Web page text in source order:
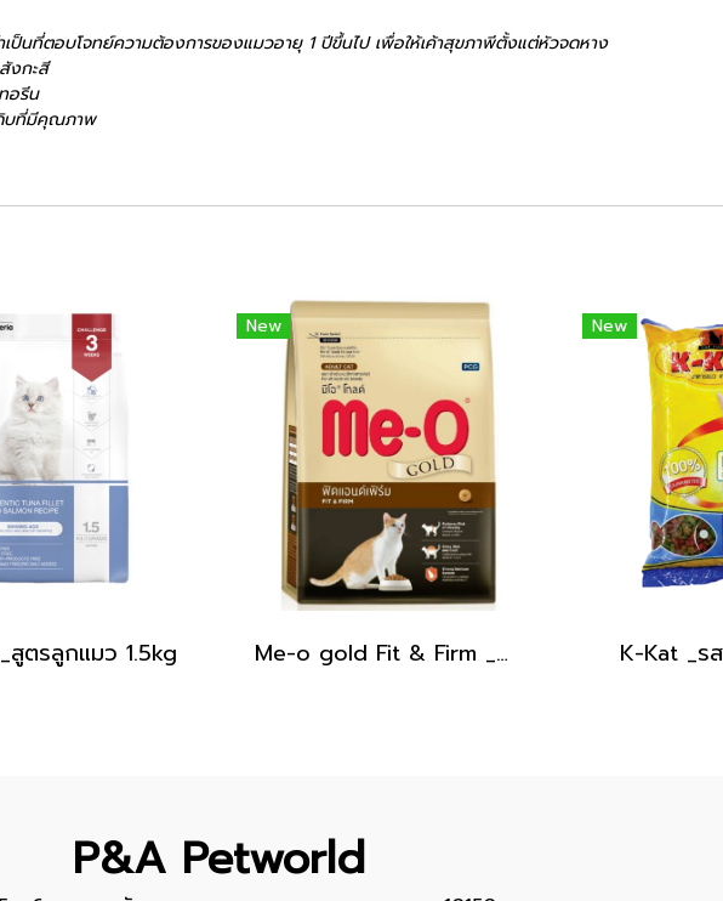
นที่ตอบโจทย์ความต้องการของแมวอายุ 1 ปีขึ้นไป เพื่อให้เค้าสุขภาพีตั้งแต่หัวจดหาง
งกะสี
อรีน
ดิบที่มีคุณภาพ
สูตรลูกแมว 1.5kg
New
Me-o gold Fit & Firm _สำหรับแมวโต ฟิ ตแอนด์เฟิ ร์ม [1.2kg]
New
K-Kat _ร
P&A Petworld